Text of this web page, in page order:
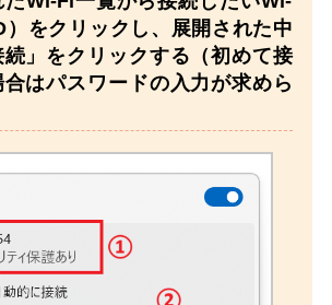
）をクリックし、展開された中
」をクリックする（初めて接
はパスワードの入力が求めら